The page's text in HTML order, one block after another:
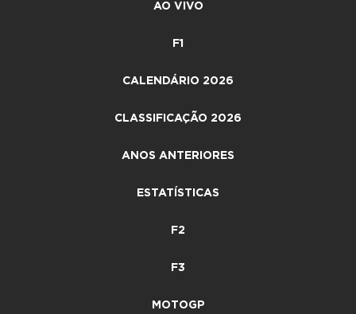
AO VIVO
F1
CALENDÁRIO 2026
CLASSIFICAÇÃO 2026
ANOS ANTERIORES
ESTATÍSTICAS
F2
F3
MOTOGP